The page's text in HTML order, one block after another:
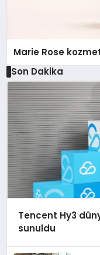
Marie Rose
Son Dakika
Tencent Hy3
sunuldu